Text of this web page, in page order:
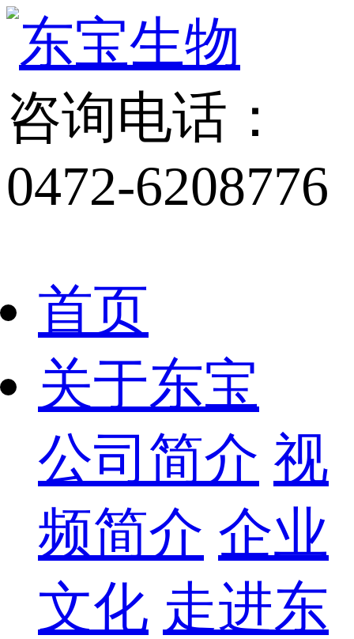
咨询电话：
0472-6208776
首页
关于东宝
公司简介 视
频简介 企业
文化 走进东